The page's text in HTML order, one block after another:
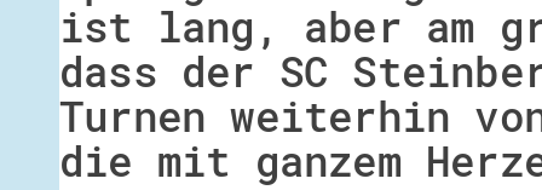
ist lang, aber am
dass der SC
Turnen weiterhin
die mit ganzem